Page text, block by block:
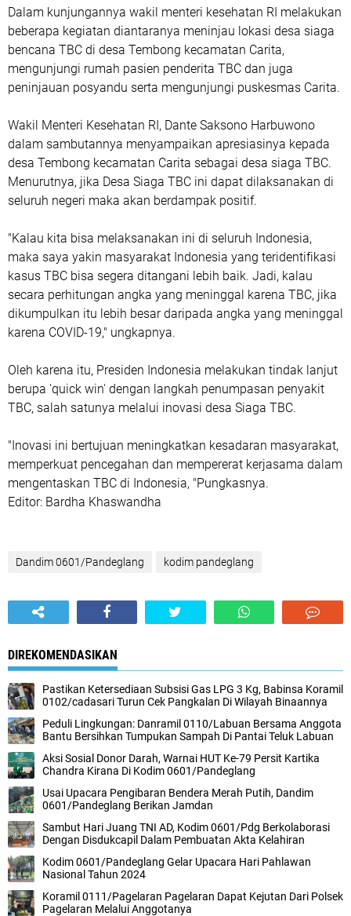
Dalam kunjungannya wakil menteri kesehatan RI melakukan
beberapa kegiatan diantaranya meninjau lokasi desa siaga
bencana TBC di desa Tembong kecamatan Carita,
mengunjungi rumah pasien penderita TBC dan juga
peninjauan posyandu serta mengunjungi puskesmas Carita.
Wakil Menteri Kesehatan RI, Dante Saksono Harbuwono
dalam sambutannya menyampaikan apresiasinya kepada
desa Tembong kecamatan Carita sebagai desa siaga TBC.
Menurutnya, jika Desa Siaga TBC ini dapat dilaksanakan di
seluruh negeri maka akan berdampak positif.
"Kalau kita bisa melaksanakan ini di seluruh Indonesia,
maka saya yakin masyarakat Indonesia yang teridentifikasi
kasus TBC bisa segera ditangani lebih baik. Jadi, kalau
secara perhitungan angka yang meninggal karena TBC, jika
dikumpulkan itu lebih besar daripada angka yang meninggal
karena COVID-19," ungkapnya.
Oleh karena itu, Presiden Indonesia melakukan tindak lanjut
berupa 'quick win' dengan langkah penumpasan penyakit
TBC, salah satunya melalui inovasi desa Siaga TBC.
"Inovasi ini bertujuan meningkatkan kesadaran masyarakat,
memperkuat pencegahan dan mempererat kerjasama dalam
mengentaskan TBC di Indonesia, "Pungkasnya.
Editor: Bardha Khaswandha
Dandim 0601/Pandeglang kodim pandeglang
DIREKOMENDASIKAN
Pastikan Ketersediaan Subsisi Gas LPG 3 Kg, Babinsa Koramil
0102/cadasari Turun Cek Pangkalan Di Wilayah Binaannya
Peduli Lingkungan: Danramil 0110/Labuan Bersama Anggota
Bantu Bersihkan Tumpukan Sampah Di Pantai Teluk Labuan
Aksi Sosial Donor Darah, Warnai HUT Ke-79 Persit Kartika
Chandra Kirana Di Kodim 0601/Pandeglang
Usai Upacara Pengibaran Bendera Merah Putih, Dandim
0601/Pandeglang Berikan Jamdan
Sambut Hari Juang TNI AD, Kodim 0601/Pdg Berkolaborasi
Dengan Disdukcapil Dalam Pembuatan Akta Kelahiran
Kodim 0601/Pandeglang Gelar Upacara Hari Pahlawan
Nasional Tahun 2024
Koramil 0111/Pagelaran Pagelaran Dapat Kejutan Dari Polsek
Pagelaran Melalui Anggotanya